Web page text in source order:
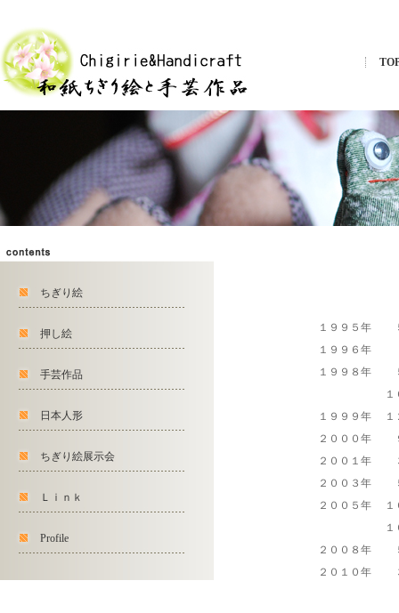
１９９５年
１９９６年
１９９８年
１９９９年
２０００年
２００１年
２００３年
２００５年
２００８年
２０１０年
ちぎり絵
押し絵
手芸作品
日本人形
ちぎり絵展示会
Ｌｉｎｋ
Profile